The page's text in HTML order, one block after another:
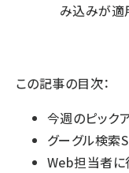
み込みが適
この記事の目次：
今週のピック
グーグル検索
Web担当者